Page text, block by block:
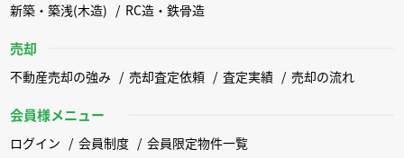
新築・築浅(木造)
RC造・鉄骨造
売却
不動産売却の強み 売却査定依頼 査定実績 売却の流れ
会員様メニュー
ログイン 会員制度 会員限定物件一覧